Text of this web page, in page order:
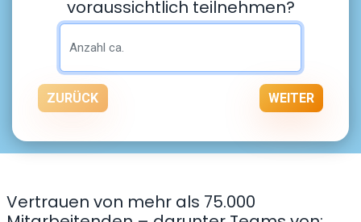
voraussichtlich teilnehmen?
ZURÜCK WEITER
Vertrauen von mehr als 75.000